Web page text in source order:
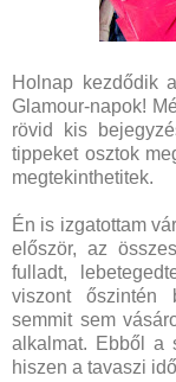
Holnap kezdődik
Glamour-napok!
rövid kis
tippeket osztok
megtekinthetitek.
Én is izgatottam
először, az
fulladt,
viszont őszintén
semmit sem
alkalmat. Ebből a
hiszen a tavaszi